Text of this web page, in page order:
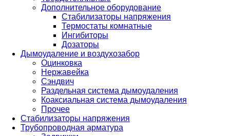
Дополнительное оборудование
Стабилизаторы напряжения
Термостаты комнатные
Ингибиторы
Дозаторы
Дымоудаление и воздухозабор
Оцинковка
Нержавейка
Сэндвич
Раздельная система дымоудаления
Коаксиальная система дымоудаления
Прочее
Стабилизаторы напряжения
Трубопроводная арматура